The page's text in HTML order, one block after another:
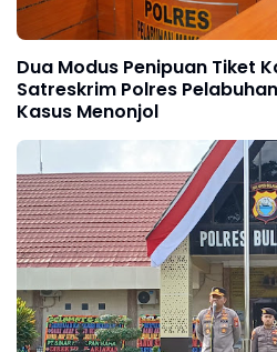
Dua Modus Penipuan Tiket
Satreskrim Polres
Kasus Menonjol